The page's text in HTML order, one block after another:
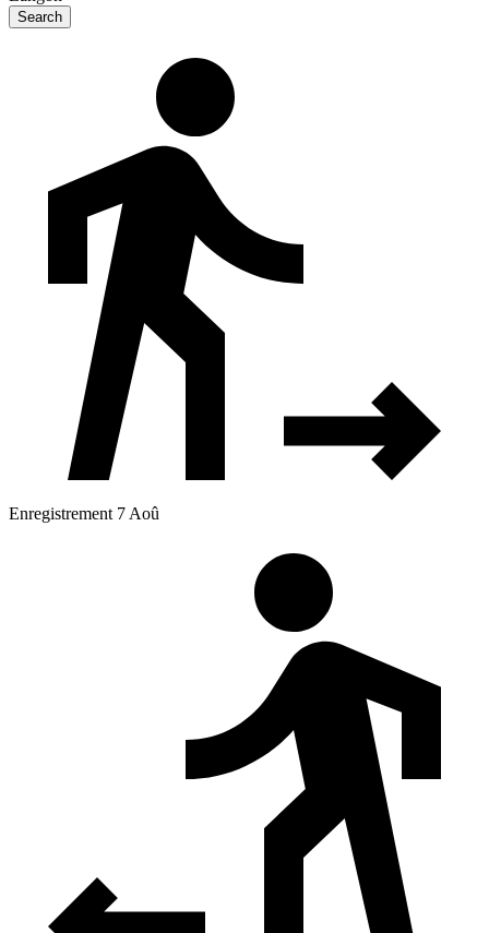
Search
Enregistrement 7 Aoû